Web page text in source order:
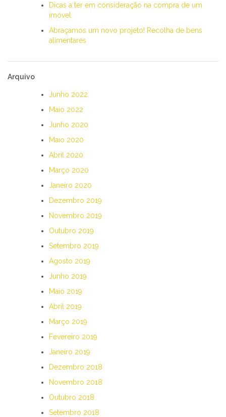
Dicas a ter em consideração na compra de um
imóvel
Abraçamos um novo projeto! Recolha de bens
alimentares
Arquivo
Junho 2022
Maio 2022
Junho 2020
Maio 2020
Abril 2020
Março 2020
Janeiro 2020
Dezembro 2019
Novembro 2019
Outubro 2019
Setembro 2019
Agosto 2019
Junho 2019
Maio 2019
Abril 2019
Março 2019
Fevereiro 2019
Janeiro 2019
Dezembro 2018
Novembro 2018
Outubro 2018
Setembro 2018